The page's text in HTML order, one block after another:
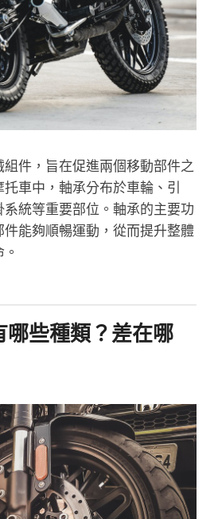
組件，旨在促進兩個移動部件之
車中，軸承分布於車輪、引
統等重要部位。軸承的主要功
能夠順暢運動，從而提升整體
哪些種類？差在哪